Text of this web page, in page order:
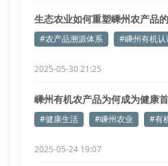
生态农业如何重塑嵊州农产品
#农产品溯源体系 #嵊州有机认
2025-05-30 21:25
嵊州有机农产品为何成为健康
#健康生活 #嵊州农业 #有
2025-05-24 19:07